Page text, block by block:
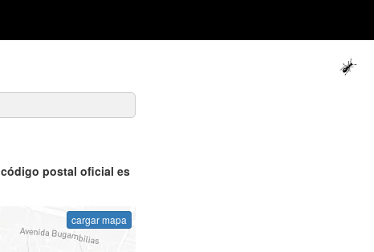
código postal oficial es
cargar mapa